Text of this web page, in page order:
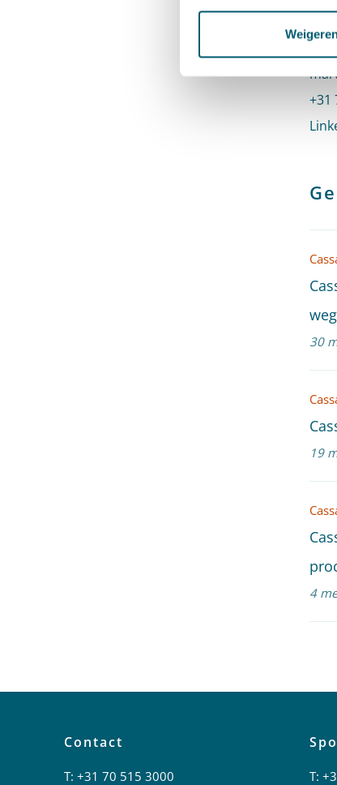
Bel
+31
30
19
4
Contact
T:+31 70 515 3000 T: